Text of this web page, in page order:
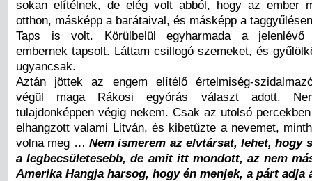
sokan elítélnek, de elég volt abból, hogy az ember
otthon, másképp a barátaival, és másképp a
Taps is volt. Körülbelül egyharmada a jelenlévő
embernek tapsolt. Láttam csillogó szemeket, és
ugyancsak.
Aztán jöttek az engem elítélő értelmiség-
végül maga Rákosi egyórás választ adott.
tulajdonképpen végig nekem. Csak az utolsó
elhangzott valami Litván, és kibetűzte a nevemet,
volna meg … Nem ismerem az elvtársat, lehet, hogy
a legbecsületesebb, de amit itt mondott, az nem
Amerika Hangja harsog, hogy én menjek, a párt adja